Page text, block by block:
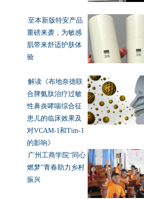
至本新版特安产品
重磅来袭，为敏感
肌带来舒适护肤体
验
解读《布地奈德联
合脾氨肽治疗过敏
性鼻炎哮喘综合征
患儿的临床效果及
对VCAM-1和Tim-1
的影响》
广州工商学院“同心
燃梦”青春助力乡村
振兴